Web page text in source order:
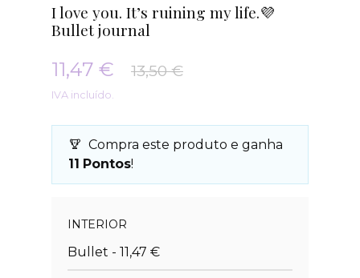
I love you. It’s ruining my life.💜
Bullet journal
11,47 € 13,50 €
IVA incluído.
Compra este produto e ganha
11 Pontos!
Quantidade
INTERIOR
Bullet - 11,47 €